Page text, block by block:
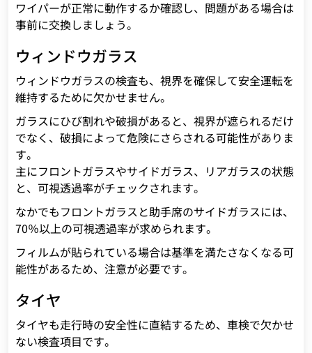
ワイパーが正常に動作するか確認し、問題がある場合は
事前に交換しましょう。
ウィンドウガラス
ウィンドウガラスの検査も、視界を確保して安全運転を
維持するために欠かせません。
ガラスにひび割れや破損があると、視界が遮られるだけ
でなく、破損によって危険にさらされる可能性がありま
す。
主にフロントガラスやサイドガラス、リアガラスの状態
と、可視透過率がチェックされます。
なかでもフロントガラスと助手席のサイドガラスには、
70％以上の可視透過率が求められます。
フィルムが貼られている場合は基準を満たさなくなる可
能性があるため、注意が必要です。
タイヤ
タイヤも走行時の安全性に直結するため、車検で欠かせ
ない検査項目です。